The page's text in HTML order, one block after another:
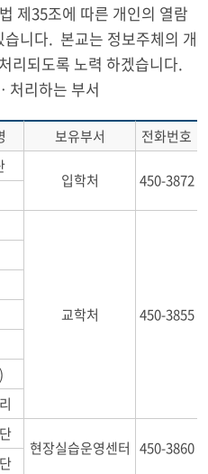
제35조에 따른 개인의 열람
니다. 본교는 정보주체의 개
리되도록 노력 하겠습니다.
처리하는 부서
보유부서 전화번호
입학처 450-3872
교학처 450-3855
현장실습운영센터 450-3860